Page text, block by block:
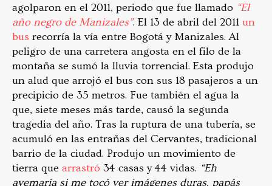
agolparon en el 2011, periodo que fue llamado “El
año negro de Manizales”. El 13 de abril del 2011 un
bus recorría la vía entre Bogotá y Manizales. Al
peligro de una carretera angosta en el filo de la
montaña se sumó la lluvia torrencial. Esta produjo
un alud que arrojó el bus con sus 18 pasajeros a un
precipicio de 35 metros. Fue también el agua la
que, siete meses más tarde, causó la segunda
tragedia del año. Tras la ruptura de una tubería, se
acumuló en las entrañas del Cervantes, tradicional
barrio de la ciudad. Produjo un movimiento de
tierra que arrastró 34 casas y 44 vidas. “Eh
avemaría si me tocó ver imágenes duras, papás